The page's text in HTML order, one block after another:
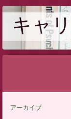
キャ
アーカイブ